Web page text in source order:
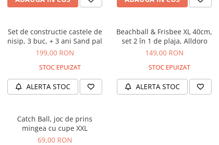
Jocuri si jucarii educative
Jocuri STEAM
Jucarii interactive
Jucarii muzicale
Masinute si trenulete
Roboti de jucarie
Set de constructie castele de
nisip, 3 buc, + 3 ani Sand pal
199,00 RON
STOC EPUIZAT
ALERTA STOC
Beachball & Frisbee XL 40cm,
set 2 în 1 de plaja, Alldoro
149,00 RON
STOC EPUIZAT
ALERTA STOC
Catch Ball, joc de prins
mingea cu cupe XXL
69,00 RON